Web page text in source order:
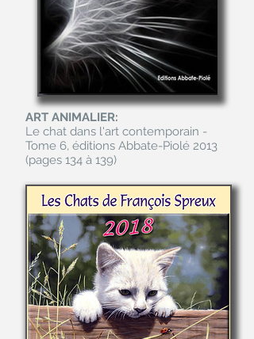
ART ANIMALIER:
Le chat dans l'art contemporain -
Tome 6, éditions Abbate-Piolé 2013
(pages 134 à 139)